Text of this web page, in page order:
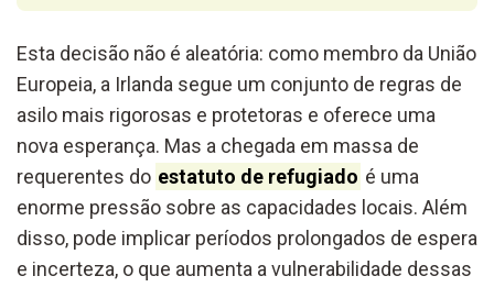
Esta decisão não é aleatória: como membro da União
Europeia, a Irlanda segue um conjunto de regras de
asilo mais rigorosas e protetoras e oferece uma
nova esperança. Mas a chegada em massa de
requerentes do estatuto de refugiado é uma
enorme pressão sobre as capacidades locais. Além
disso, pode implicar períodos prolongados de espera
e incerteza, o que aumenta a vulnerabilidade dessas